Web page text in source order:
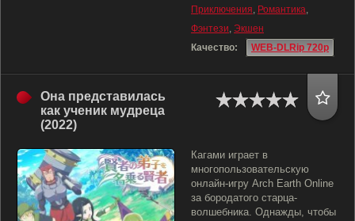
Приключения, Романтика,
Фэнтези, Экшен
Качество:
WEB-DLRip 720p
Она представилась
как ученик мудреца
(2022)
Кагами играет в
многопользовательскую
онлайн-игру Arch Earth Online
за бородатого старца-
волшебника. Однажды, чтобы